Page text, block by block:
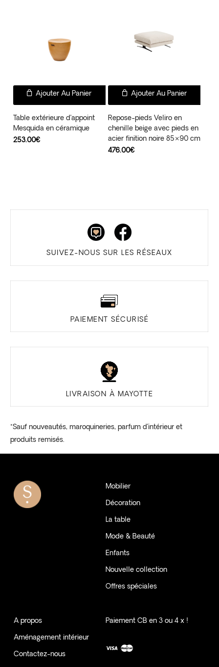
Ajouter Au Panier
Table extérieure d’appoint
Mesquida en céramique
253.00€
Ajouter Au Panier
Repose-pieds Veliro en
chenille beige avec pieds en
acier finition noire 85×90 cm
476.00€
SUIVEZ-NOUS SUR LES RÉSEAUX
PAIEMENT SÉCURISÉ
LIVRAISON À MAYOTTE
*Sauf nouveautés, maroquineries, parfum d’intérieur et
produits remisés.
Mobilier
Décoration
La table
Mode & Beauté
Enfants
Nouvelle collection
Offres spéciales
A propos
Aménagement intérieur
Contactez-nous
Paiement CB en 3 ou 4 x !